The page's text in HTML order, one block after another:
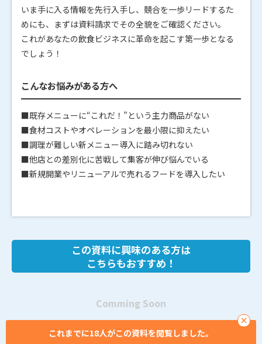
いま手に入る情報を先行入手し、競合を一歩リードするた
めにも、まずは資料請求でその全貌をご確認ください。
これがあなたの飲食ビジネスに革命を起こす第一歩となる
でしょう！
こんなお悩みがある方へ
■既存メニューに“これだ！”という主力商品がない
■食材コストやオペレーションを最小限に抑えたい
■調理が難しい新メニュー導入に踏み切れない
■他店との差別化に苦戦して集客が伸び悩んでいる
■新規開業やリニューアルで売れるフードを導入したい
この資料に興味のある方は
こちらもおすすめ！
Comming Soon
×
これまでに18人がこの資料を閲覧しました。